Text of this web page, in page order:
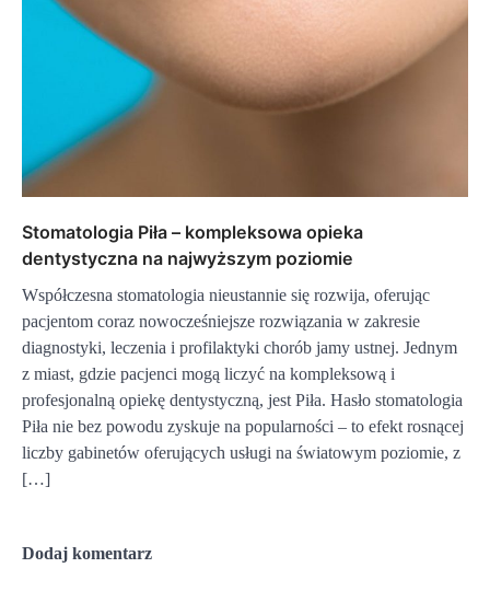
Stomatologia Piła – kompleksowa opieka
dentystyczna na najwyższym poziomie
Współczesna stomatologia nieustannie się rozwija, oferując
pacjentom coraz nowocześniejsze rozwiązania w zakresie
diagnostyki, leczenia i profilaktyki chorób jamy ustnej. Jednym
z miast, gdzie pacjenci mogą liczyć na kompleksową i
profesjonalną opiekę dentystyczną, jest Piła. Hasło stomatologia
Piła nie bez powodu zyskuje na popularności – to efekt rosnącej
liczby gabinetów oferujących usługi na światowym poziomie, z
[…]
Dodaj komentarz